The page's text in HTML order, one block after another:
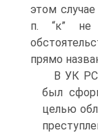
этом
п. “к” не
прямо
В УК
был
целью